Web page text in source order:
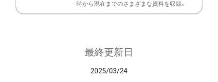
時から現在までのさまざまな資料を収録。
最終更新日
2025/03/24